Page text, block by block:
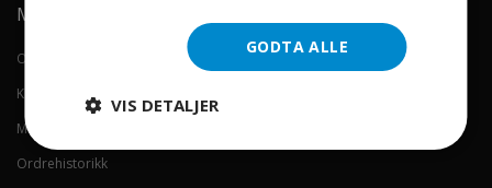
Min konto
Om oss
Kontakt oss
Min konto
Ordrehistorikk
GODTA ALLE
VIS DETALJER